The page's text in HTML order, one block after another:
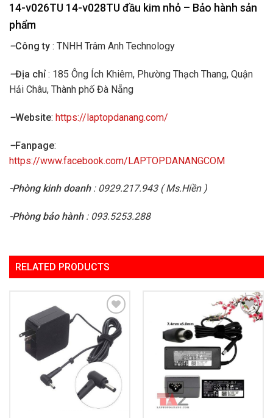
14-v026TU 14-v028TU đầu kim nhỏ – Bảo hành sản
phẩm
–Công ty : TNHH Trâm Anh Technology
–Địa chỉ : 185 Ông Ích Khiêm, Phường Thạch Thang, Quận
Hải Châu, Thành phố Đà Nẵng
–Website: https://laptopdanang.com/
–Fanpage:
https://www.facebook.com/LAPTOPDANANGCOM
-Phòng kinh doanh: 0929.217.943 ( Ms.Hiền )
-Phòng bảo hành: 093.5253.288
RELATED PRODUCTS
Add to
Wishlist
Add to
Wishlist